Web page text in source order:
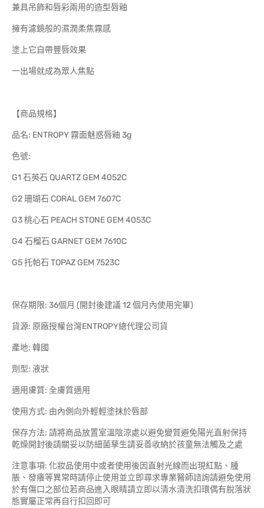
兼具吊飾和唇彩兩用的造型唇釉
擁有濾鏡般的濕潤柔焦霧感
塗上它自帶豐唇效果
一出場就成為眾人焦點
【商品規格】
品名: ENTROPY 霧面魅惑唇釉 3g
色號:
G1 石英石 QUARTZ GEM 4052C
G2 珊瑚石 CORAL GEM 7607C
G3 桃心石 PEACH STONE GEM 4053C
G4 石榴石 GARNET GEM 7610C
G5 托帕石 TOPAZ GEM 7523C
保存期限: 36個月 (開封後建議 12 個月內使用完畢)
貨源: 原廠授權台灣ENTROPY總代理公司貨
產地: 韓國
劑型: 液狀
適用膚質: 全膚質適用
使用方式: 由內側向外輕輕塗抹於唇部
保存方法: 請將商品放置室溫陰涼處以避免變質避免陽光直射保持
乾燥開封後請關妥以防細菌孳生請妥善收納於孩童無法觸及之處
注意事項: 化妝品使用中或者使用後因直射光線而出現紅點、腫
脹、發癢等異常時請停止使用並立即尋求專業醫師諮詢請避免使用
於有傷口之部位若商品進入眼睛請立即以清水清洗扣環偶有脫落狀
態實屬正常再自行扣回即可